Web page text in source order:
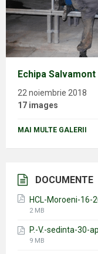
Echipa
22 noiembrie 2018
17 images
MAI MULTE GALERII
DOCUMENTE
HCL-Moroeni-16-
File
2 MB
P.-V.-sedinta-30-
File
9 MB